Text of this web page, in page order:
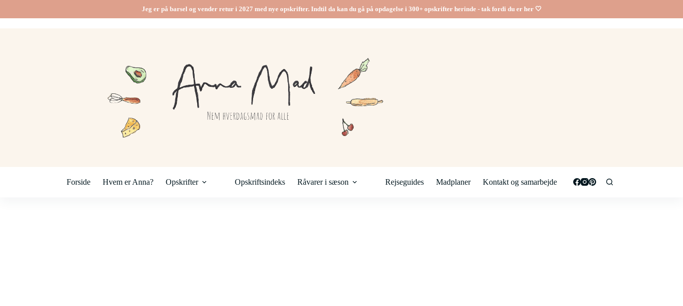
Jeg er på barsel og vender retur i 2027 med nye opskrifter. Indtil da kan du gå på opdagelse i 300+ opskrifter herinde - tak fordi du er her 🤍
Forside Hvem er Anna? Opskrifter Opskriftsindeks Råvarer i sæson Rejseguides Madplaner Kontakt og samarbejde